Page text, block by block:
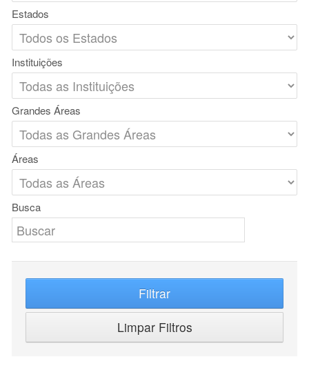
Estados
Instituições
Grandes Áreas
Áreas
Busca
Filtrar
Limpar Filtros